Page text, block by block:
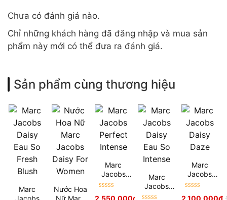
Chưa có đánh giá nào.
Chỉ những khách hàng đã đăng nhập và mua sản
phẩm này mới có thể đưa ra đánh giá.
Sản phẩm cùng thương hiệu
Marc
Jacobs
Nước Hoa
Nữ Marc
Marc
Jacobs
Perfect
Marc
Jacobs
Daisy Eau
Marc
Jacobs
Daisy